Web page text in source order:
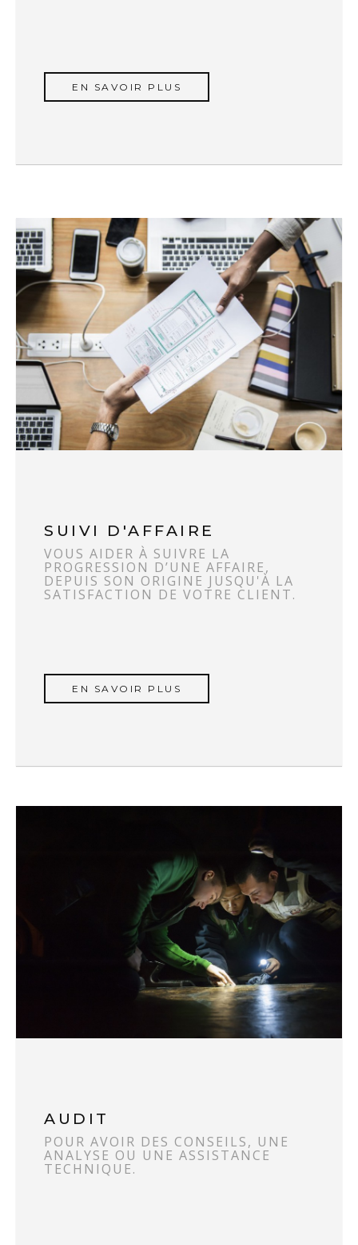
EN SAVOIR PLUS
SUIVI D'AFFAIRE
VOUS AIDER À SUIVRE LA
PROGRESSION D’UNE AFFAIRE,
DEPUIS SON ORIGINE JUSQU'À LA
SATISFACTION DE VOTRE CLIENT.
EN SAVOIR PLUS
AUDIT
POUR AVOIR DES CONSEILS, UNE
ANALYSE OU UNE ASSISTANCE
TECHNIQUE.